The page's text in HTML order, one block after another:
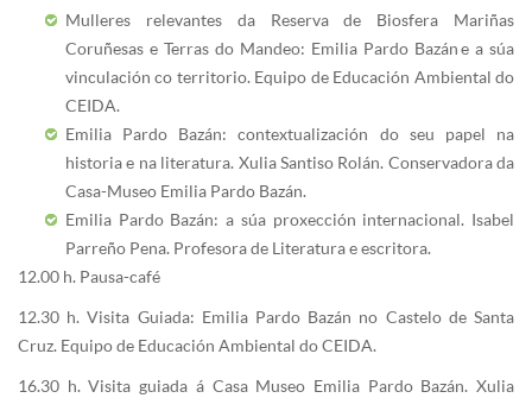
Mulleres relevantes da Reserva de Biosfera Mariñas
Coruñesas e Terras do Mandeo: Emilia Pardo Bazán e a súa
vinculación co territorio. Equipo de Educación Ambiental do
CEIDA.
Emilia Pardo Bazán: contextualización do seu papel na
historia e na literatura. Xulia Santiso Rolán. Conservadora da
Casa-Museo Emilia Pardo Bazán.
Emilia Pardo Bazán: a súa proxección internacional. Isabel
Parreño Pena. Profesora de Literatura e escritora.
12.00 h. Pausa-café
12.30 h. Visita Guiada: Emilia Pardo Bazán no Castelo de Santa
Cruz. Equipo de Educación Ambiental do CEIDA.
16.30 h. Visita guiada á Casa Museo Emilia Pardo Bazán. Xulia